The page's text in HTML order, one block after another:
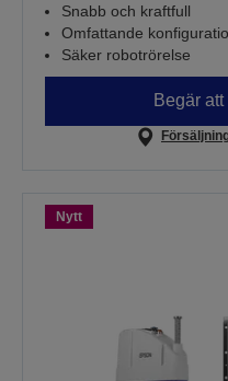
Snabb och kraftfull
Omfattande
Säker robotrörelse
Begär
Nytt